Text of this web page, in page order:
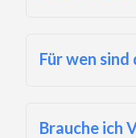
Für wen
Brauche ich